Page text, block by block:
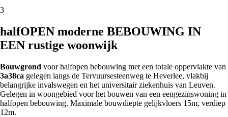
3
halfOPEN moderne BEBOUWING IN
EEN rustige woonwijk
Bouwgrond voor halfopen bebouwing met een totale oppervlakte van
3a38ca gelegen langs de Tervuursesteenweg te Heverlee, vlakbij
belangrijke invalswegen en het universitair ziekenhuis van Leuven.
Gelegen in woongebied voor het bouwen van een eengezinswoning in
halfopen bebouwing. Maximale bouwdiepte gelijkvloers 15m, verdiep
12m.